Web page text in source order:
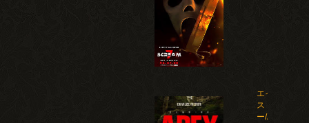
エイペック
ス・プレデタ
ー/